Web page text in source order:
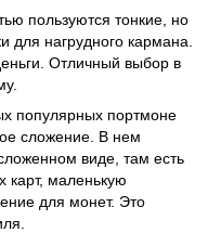
пользуются тонкие, но
нагрудного кармана.
Отличный выбор в
популярных портмоне
сложение. В нем
виде, там есть
карт, маленькую
для монет. Это